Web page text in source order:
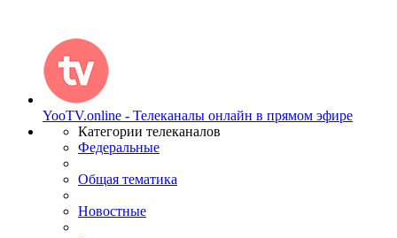
YooTV.online - Телеканалы онлайн в прямом эфире
Категории телеканалов
Федеральные
Общая тематика
Новостные